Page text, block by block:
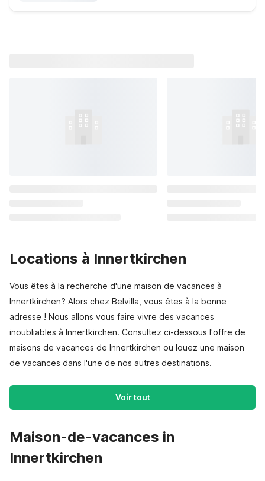
Locations à Innertkirchen
Vous êtes à la recherche d'une maison de vacances à
Innertkirchen? Alors chez Belvilla, vous êtes à la bonne
adresse ! Nous allons vous faire vivre des vacances
inoubliables à Innertkirchen. Consultez ci-dessous l'offre de
maisons de vacances de Innertkirchen ou louez une maison
de vacances dans l'une de nos autres destinations.
Voir tout
Maison-de-vacances in
Innertkirchen